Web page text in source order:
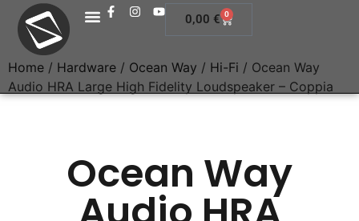
0,00 € 0
Home / Hardware / Ocean Way / Hi-Fi / Ocean Way
Audio HRA Large High Fidelity Loudspeaker – Coppia
Ocean Way